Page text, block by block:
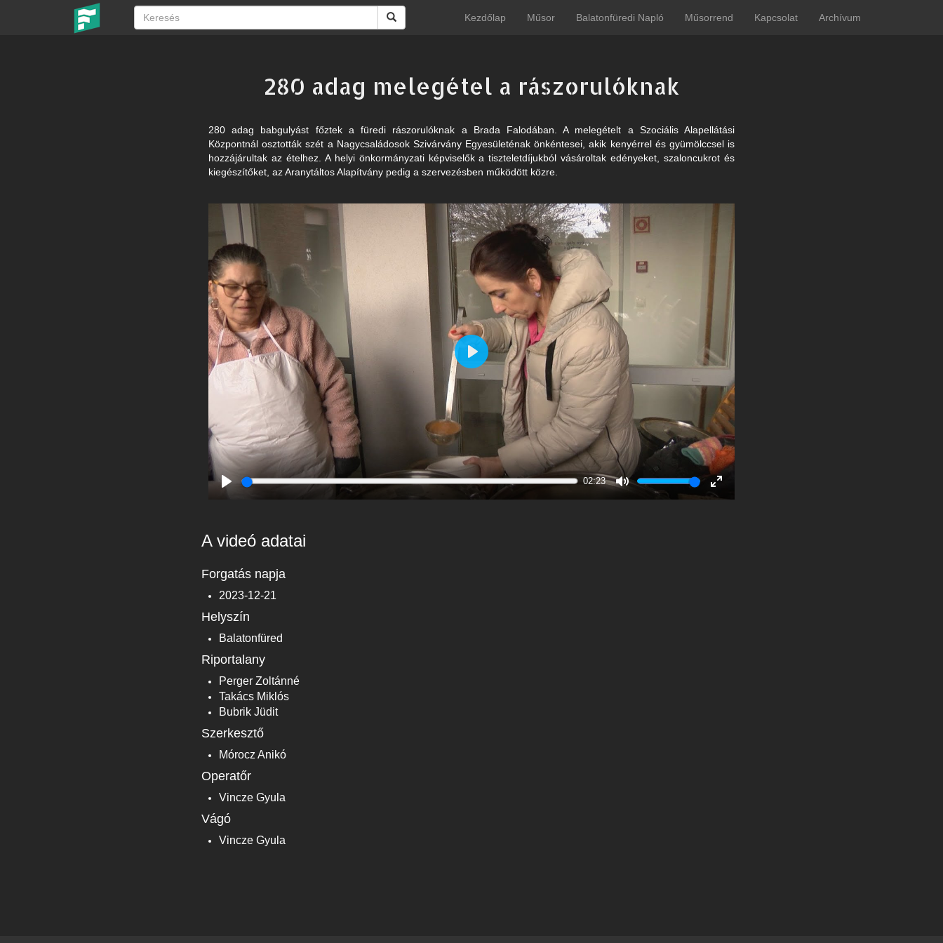
Kezdőlap Műsor Balatonfüredi Napló Műsorrend Kapcsolat Archívum
280 adag melegétel a rászorulóknak
280 adag babgulyást főztek a füredi rászorulóknak a Brada Falodában. A melegételt a Szociális Alapellátási
Központnál osztották szét a Nagycsaládosok Szivárvány Egyesületénak önkéntesei, akik kenyérrel és gyümölccsel is
hozzájárultak az ételhez. A helyi önkormányzati képviselők a tiszteletdíjukból vásároltak edényeket, szaloncukrot és
kiegészítőket, az Aranytáltos Alapítvány pedig a szervezésben működött közre.
Play
02:23
Enter
Play
A videó adatai
Forgatás napja
2023-12-21
Helyszín
Balatonfüred
Riportalany
Perger Zoltánné
Takács Miklós
Bubrik Jüdit
Szerkesztő
Mórocz Anikó
Operatőr
Vincze Gyula
Vágó
Vincze Gyula